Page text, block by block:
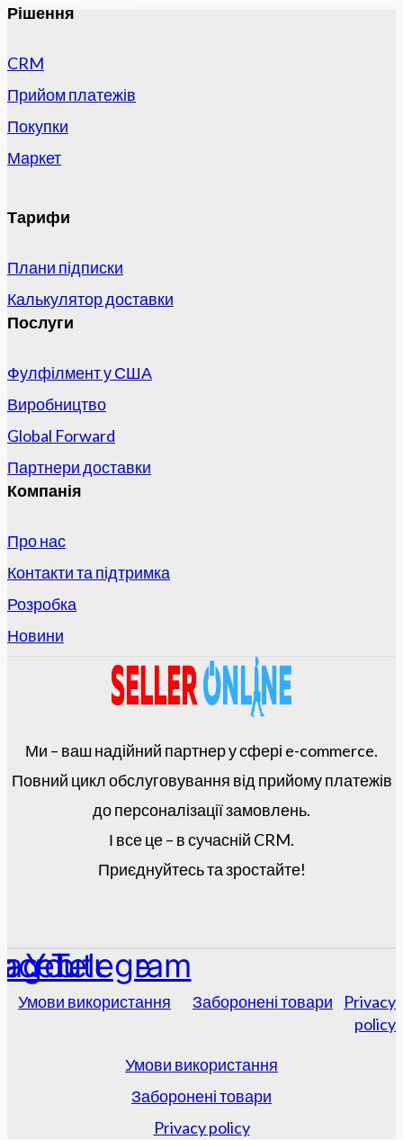
Рішення
CRM
Прийом платежів
Покупки
Маркет
Тарифи
Плани підписки
Калькулятор доставки
Послуги
Фулфілмент у США
Виробництво
Global Forward
Партнери доставки
Компанія
Про нас
Контакти та підтримка
Розробка
Новини
Ми – ваш надійний партнер у сфері e-commerce.
Повний цикл обслуговування від прийому платежів
до персоналізації замовлень.
І все це – в сучасній CRM.
Приєднуйтесь та зростайте!
Youtube
Telegram
Умови використання Заборонені товари
Privacy
policy
Умови використання
Заборонені товари
Privacy policy